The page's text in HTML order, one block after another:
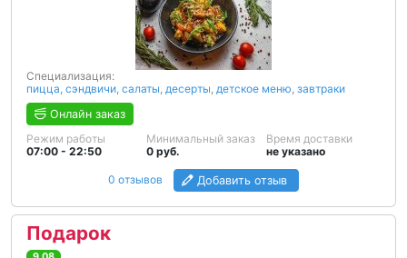
Специализация:
пицца сэндвичи салаты десерты детское меню завтраки
Онлайн заказ
Режим работы
07:00 - 22:50
Минимальный заказ
0 руб.
Время доставки
не указано
0 отзывов Добавить отзыв
Подарок